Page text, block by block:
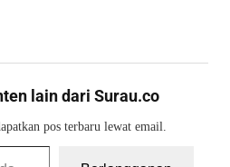
lain dari Surau.co
pos terbaru lewat email.